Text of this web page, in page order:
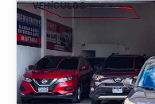
VEHÍCULOS